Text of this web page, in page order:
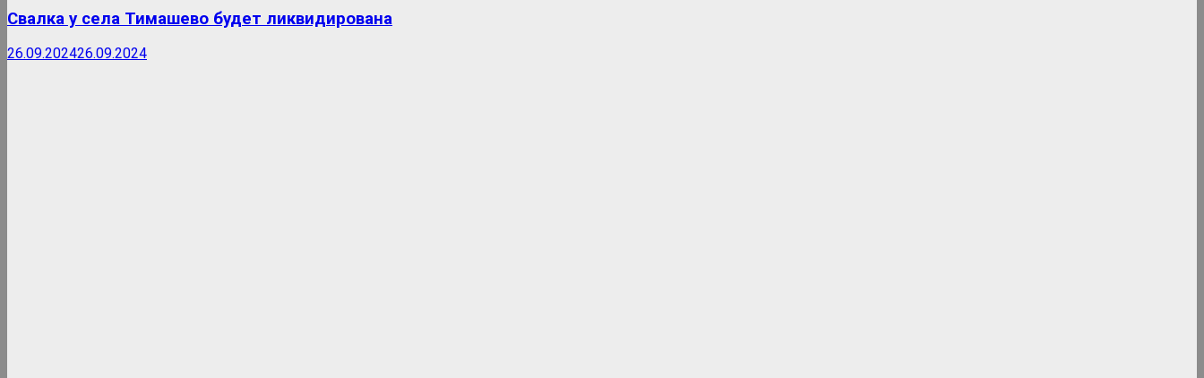
Свалка у села Тимашево будет ликвидирована
26.09.202426.09.2024